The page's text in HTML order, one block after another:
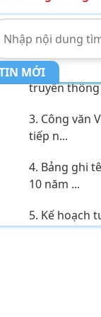
MỚI
1. THÔNG
2. Kế hoạch
truyền thông
tiếp n...
10 năm ...
năm học 2...